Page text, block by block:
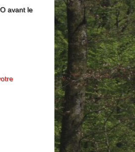
avant le